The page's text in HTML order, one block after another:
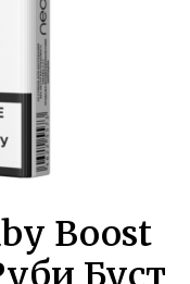
Boost
Буст